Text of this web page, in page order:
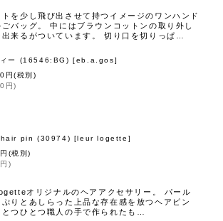
トを少し飛び出させて持つイメージのワンハンド
ごバッグ。 中にはブラウンコットンの取り外し
出来るがついています。 切り口を切りっぱ…
ィー (16546:BG) [eb.a.gos]
円(税別)
円)
pin (30974) [leur logette ]
円 (税別)
円 )
オリジナルのヘアアクセサリー。 パール
ぷりとあしらった上品な存在感を放つヘアピン
とつひとつ職人の手で作られたも…